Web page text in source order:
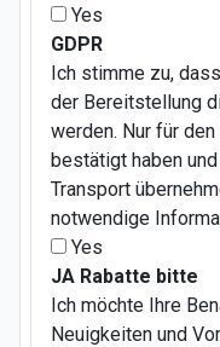
Yes
GDPR
Ich stimme zu,
der Bereitstellung
werden. Nur für
bestätigt haben
Transport
notwendige
Yes
JA Rabatte bitte
Ich möchte Ihre
Neuigkeiten und